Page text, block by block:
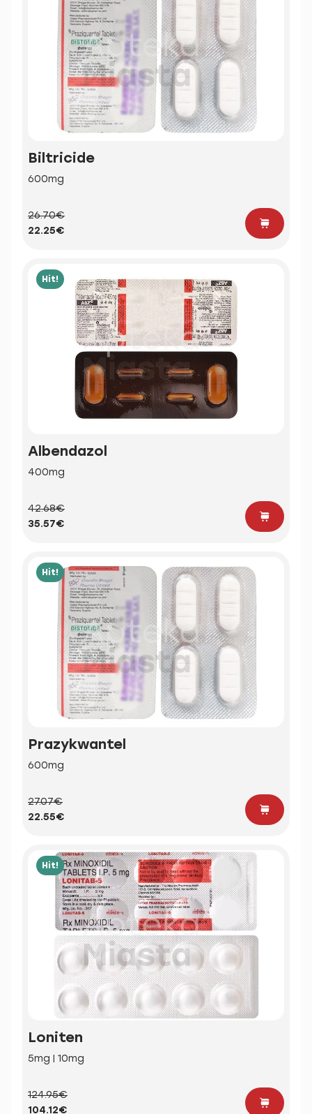
Biltricide
600mg
26.70€
22.25€
Hit!
Albendazol
400mg
42.68€
35.57€
Hit!
Prazykwantel
600mg
27.07€
22.55€
Hit!
Loniten
5mg | 10mg
124.95€
104.12€